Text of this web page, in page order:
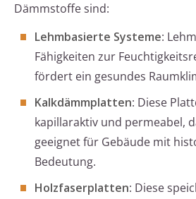
Dämmstoffe sind:
Lehmbasierte Systeme:
Fähigkeiten zur
fördert ein gesundes
Kalkdämmplatten: Diese
kapillaraktiv und permeabel,
geeignet für Gebäude mit
Bedeutung.
Holzfaserplatten: Diese